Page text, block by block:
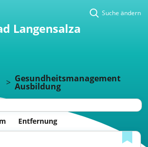
Suche ändern
Langensalza
> Gesundheitsmanagement
Ausbildung
Entfernung